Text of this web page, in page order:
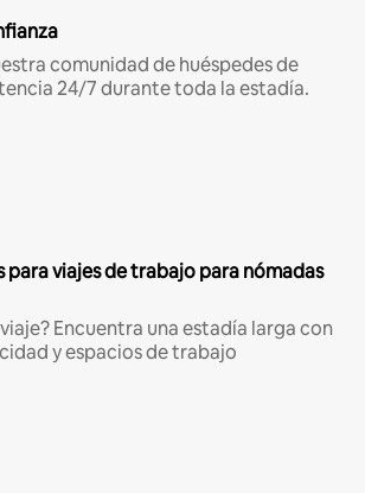
comunidad de huéspedes de
24/7 durante toda la estadía.
para viajes de trabajo para nómadas
Encuentra una estadía larga con
y espacios de trabajo